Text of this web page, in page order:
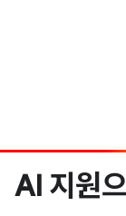
AI 지원